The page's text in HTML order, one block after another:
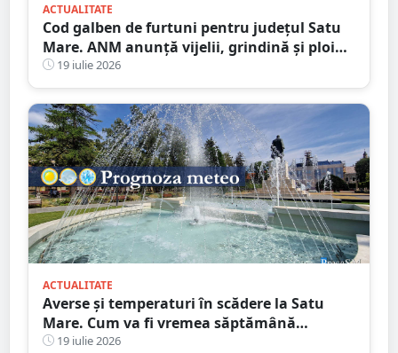
ACTUALITATE
Cod galben de furtuni pentru județul Satu
Mare. ANM anunță vijelii, grindină și ploi
torențiale
19 iulie 2026
ACTUALITATE
Averse și temperaturi în scădere la Satu
Mare. Cum va fi vremea săptămână
următoare
19 iulie 2026